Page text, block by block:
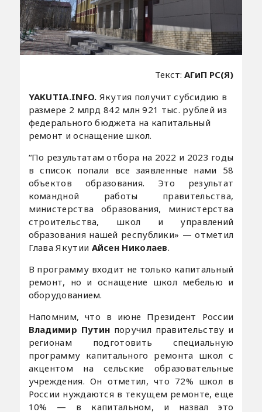
Текст:АГиП РС(Я)
YAKUTIA.INFO. Якутия получит субсидию в
размере 2 млрд 842 млн 921 тыс. рублей из
федерального бюджета на капитальный
ремонт и оснащение школ.
“По результатам отбора на 2022 и 2023 годы
в список попали все заявленные нами 58
объектов образования. Это результат
командной работы правительства,
министерства образования, министерства
строительства, школ и управлений
образования нашей республики» — отметил
Глава Якутии Айсен Николаев.
В программу входит не только капитальный
ремонт, но и оснащение школ мебелью и
оборудованием.
Напомним, что в июне Президент России
Владимир Путин поручил правительству и
регионам подготовить специальную
программу капитального ремонта школ с
акцентом на сельские образовательные
учреждения. Он отметил, что 72% школ в
России нуждаются в текущем ремонте, еще
10% — в капитальном, и назвал это